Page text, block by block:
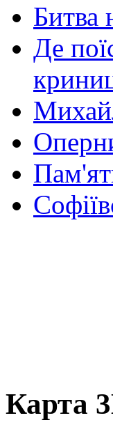
Битва
Де
Карта